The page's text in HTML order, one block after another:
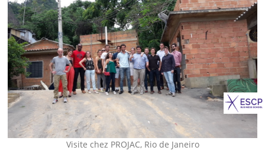
Visite chez PROJAC, Rio de Janeiro